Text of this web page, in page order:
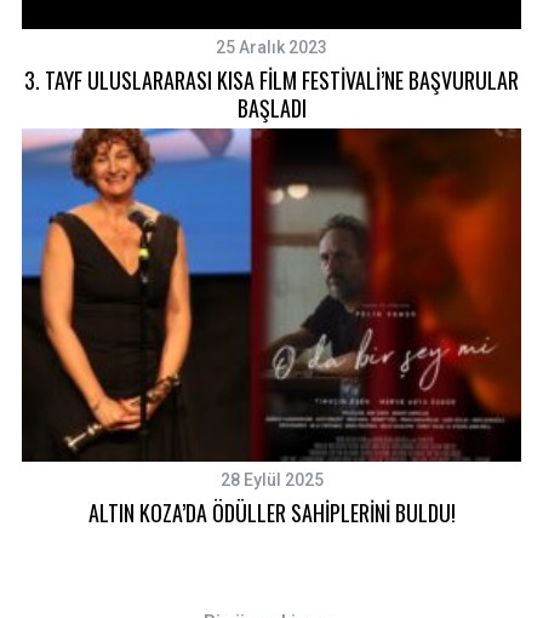
25 Aralık 2023
3. TAYF ULUSLARARASI KISA FİLM FESTİVALİ’NE BAŞVURULAR
BAŞLADI
28 Eylül 2025
ALTIN KOZA’DA ÖDÜLLER SAHİPLERİNİ BULDU!
S
e
r